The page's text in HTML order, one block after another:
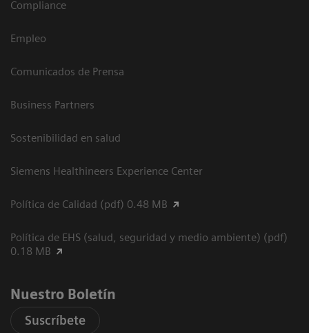
Compliance
Empleo
Comunicados de Prensa
Business Partners
Sostenibilidad en salud
Siemens Healthineers Experience Center
Política de Calidad (pdf) 0.48 MB
Política de EHS (salud, seguridad y medio ambiente) (pdf)
0.18 MB
Nuestro Boletín
Suscríbete